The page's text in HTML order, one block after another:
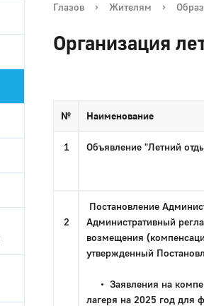
Глазов › Жителям ›
Организация
№
Наименование
1 Объявление "Летний
2
Постановление
Административный
возмещения
утвержденный
• Заявления на
лагеря на 2025 год для